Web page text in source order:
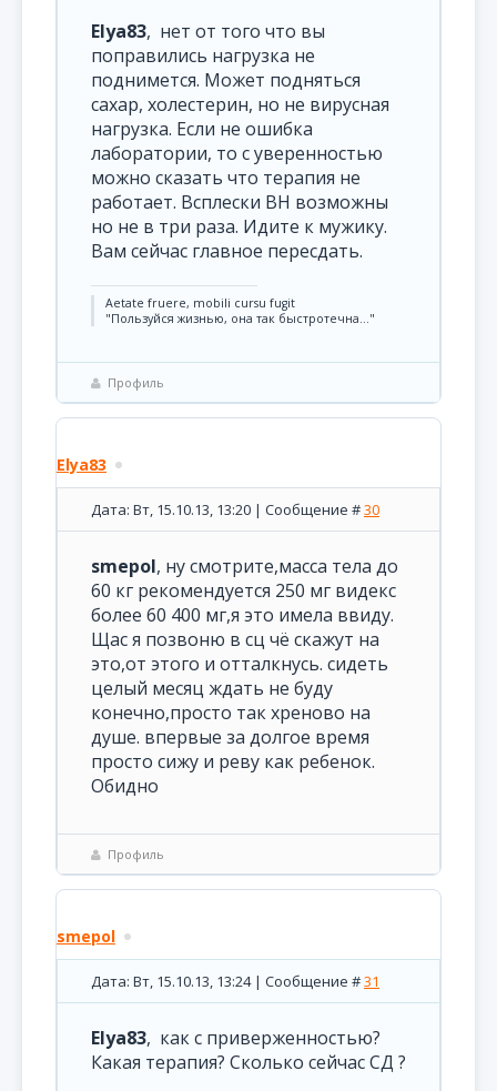
Elya83, нет от того что вы
поправились нагрузка не
поднимется. Может подняться
сахар, холестерин, но не вирусная
нагрузка. Если не ошибка
лаборатории, то с уверенностью
можно сказать что терапия не
работает. Всплески ВН возможны
но не в три раза. Идите к мужику.
Вам сейчас главное пересдать.
Aetate fruere, mobili cursu fugit
"Пользуйся жизнью, она так быстротечна..."
Профиль
Elya83
Дата: Вт, 15.10.13, 13:20 | Сообщение #30
smepol, ну смотрите,масса тела до
60 кг рекомендуется 250 мг видекс
более 60 400 мг,я это имела ввиду.
Щас я позвоню в сц чё скажут на
это,от этого и отталкнусь. сидеть
целый месяц ждать не буду
конечно,просто так хреново на
душе. впервые за долгое время
просто сижу и реву как ребенок.
Обидно
Профиль
smepol
Дата: Вт, 15.10.13, 13:24 | Сообщение #31
Elya83, как с приверженностью?
Какая терапия? Сколько сейчас СД ?